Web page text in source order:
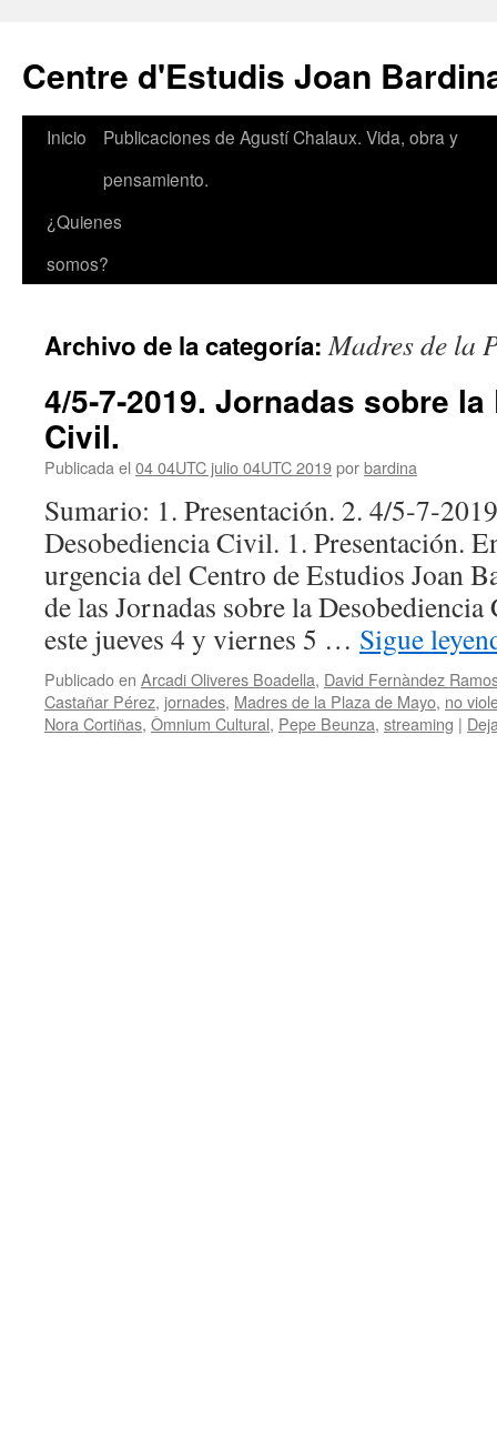
contenido
Centre d'Estudis Joan
Inicio
Publicaciones de Agustí Chalaux. Vida, obra y
pensamiento.
¿Quienes
somos?
Archivo de la categoría:Madres de la
4/5‑7‑2019. Jornadas sobre
Civil.
Publicada el 04 04UTC julio 04UTC 2019porbardina
Sumario: 1. Presentación. 2. 4/
Desobediencia Civil. 1. Presentación.
urgencia del Centro de Estudios Joan
de las Jornadas sobre la
este jueves 4 y viernes 5 … Sigue
Publicado en Arcadi Oliveres Boadella, David Fernàndez
Castañar Pérez, jornades, Madres de la Plaza de Mayo, no
Nora Cortiñas, Òmnium Cultural, Pepe Beunza, streaming |